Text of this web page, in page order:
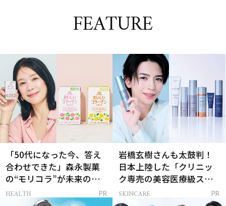
FEATURE
「50代になった今、答え
合わせできた」森永製菓
の“モリコラ”が未来のキ
レイを連れてくる！
HEALTH PR
岩橋玄樹さんも太鼓判！
日本上陸した「クリニッ
ク専売の美容医療級スキ
ンケア」
SKINCARE PR